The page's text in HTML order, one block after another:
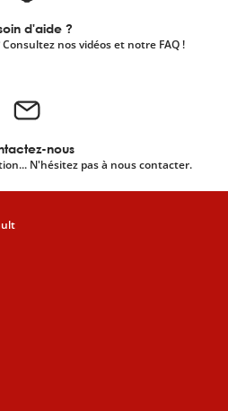
d'aide ?
nos vidéos et notre FAQ !
nous
N'hésitez pas à nous contacter.